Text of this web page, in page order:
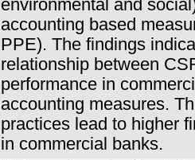
environmental and
accounting based
PPE). The findings
relationship between
performance in
accounting measures.
practices lead to higher
in commercial banks.